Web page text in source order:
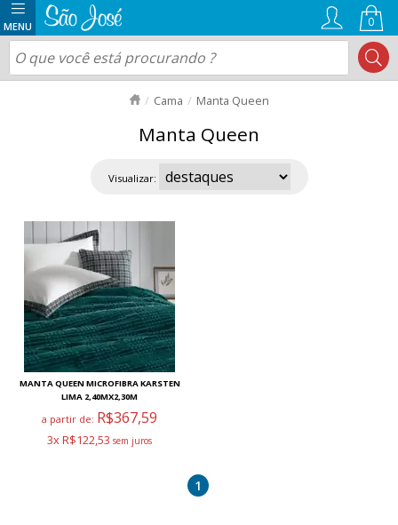
0
Cama Manta Queen
Manta Queen
Visualizar:
MANTA QUEEN MICROFIBRA KARSTEN
LIMA 2,40MX2,30M
a partir de: R$367,59
3x R$122,53
1